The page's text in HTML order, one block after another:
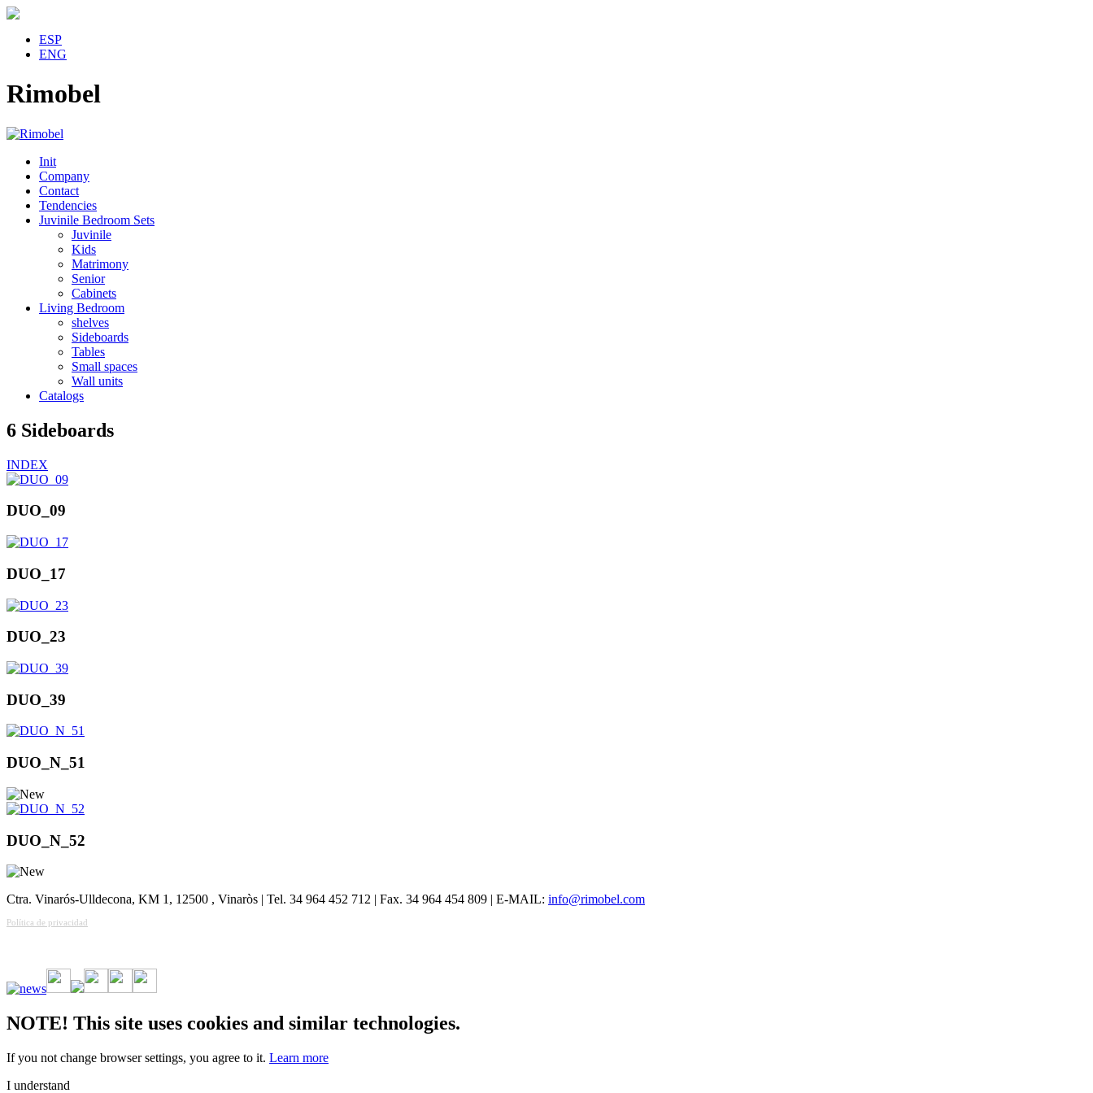
ESP
ENG
Rimobel
Init
Company
Contact
Tendencies
Juvinile Bedroom Sets
Juvinile
Kids
Matrimony
Senior
Cabinets
Living Bedroom
shelves
Sideboards
Tables
Small spaces
Wall units
Catalogs
6 Sideboards
INDEX
DUO_09
DUO_17
DUO_23
DUO_39
DUO_N_51
DUO_N_52
Ctra. Vinarós-Ulldecona, KM 1, 12500 , Vinaròs | Tel. 34 964 452 712 | Fax. 34 964 454 809 | E-MAIL: info@rimobel.com
Política de privacidad
Vive la emoción de apostar con una gran variedad de juegos y bonos exclusivos en
NOTE! This site uses cookies and similar technologies.
If you not change browser settings, you agree to it. Learn more
I understand